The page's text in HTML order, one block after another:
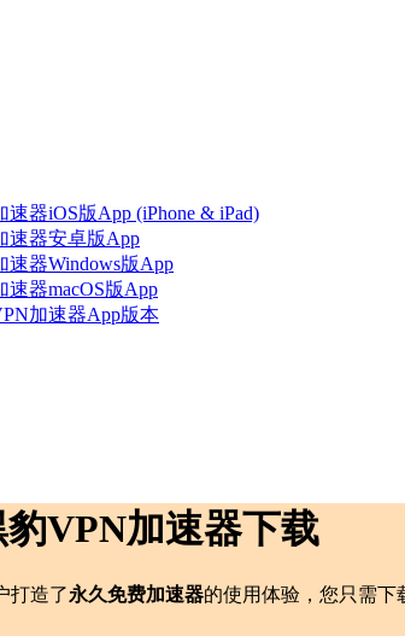
速器iOS版App (iPhone & iPad)
速器安卓版App
速器Windows版App
速器macOS版App
加速器App版本
VPN加速器下载
打造了永久免费加速器的使用体验，您只需下